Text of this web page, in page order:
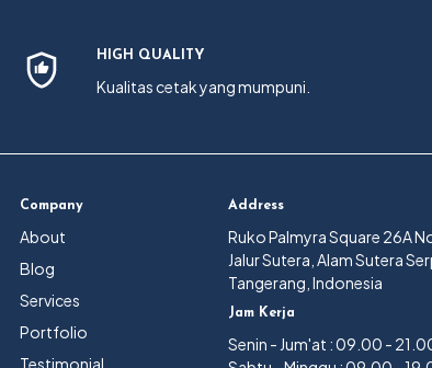
HIGH QUALITY
Kualitas cetak yang mumpuni.
Company
About
Blog
Services
Portfolio
Testimonial
Address
Ruko Palmyra Square 26A
Jalur Sutera, Alam Sutera
Tangerang, Indonesia
Jam Kerja
Senin - Jum'at : 09.00 -